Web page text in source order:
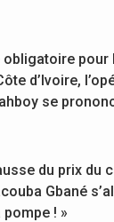
obligatoire pour
d’Ivoire,
se
du prix du
Gbané
! »